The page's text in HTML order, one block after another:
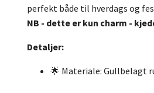
perfekt både til hverdags og
NB - dette er kun charm -
Detaljer:
🌟 Materiale: Gullbelagt